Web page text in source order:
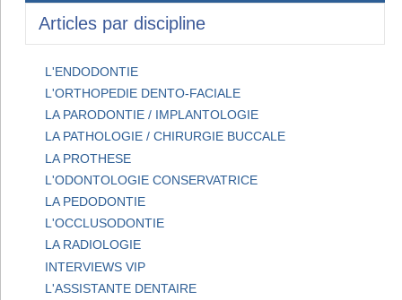
Articles par discipline
L'ENDODONTIE
L'ORTHOPEDIE DENTO-FACIALE
LA PARODONTIE / IMPLANTOLOGIE
LA PATHOLOGIE / CHIRURGIE BUCCALE
LA PROTHESE
L'ODONTOLOGIE CONSERVATRICE
LA PEDODONTIE
L'OCCLUSODONTIE
LA RADIOLOGIE
INTERVIEWS VIP
L'ASSISTANTE DENTAIRE